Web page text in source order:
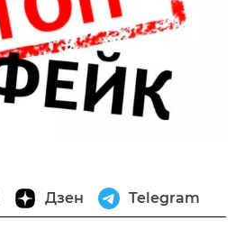
Дзен Telegram